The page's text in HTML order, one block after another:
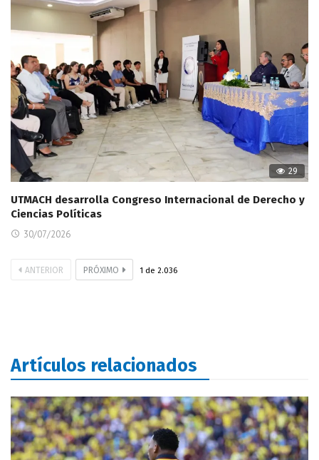
29
UTMACH desarrolla Congreso Internacional de Derecho y
Ciencias Políticas
30/07/2026
ANTERIOR PRÓXIMO 1 de 2.036
Artículos relacionados